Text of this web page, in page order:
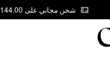
شحن مجاني على AED 144.00